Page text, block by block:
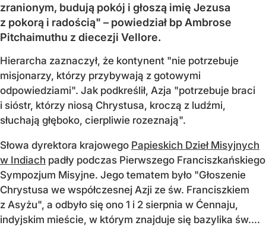
zranionym, budują pokój i głoszą imię Jezusa
z pokorą i radością" – powiedział bp Ambrose
Pitchaimuthu z diecezji Vellore.
Hierarcha zaznaczył, że kontynent "nie potrzebuje
misjonarzy, którzy przybywają z gotowymi
odpowiedziami". Jak podkreślił, Azja "potrzebuje braci
i sióstr, którzy niosą Chrystusa, kroczą z ludźmi,
słuchają głęboko, cierpliwie rozeznają".
Słowa dyrektora krajowego Papieskich Dzieł Misyjnych
w Indiach padły podczas Pierwszego Franciszkańskiego
Sympozjum Misyjne. Jego tematem było "Głoszenie
Chrystusa we współczesnej Azji ze św. Franciszkiem
z Asyżu", a odbyło się ono 1 i 2 sierpnia w Ćennaju,
indyjskim mieście, w którym znajduje się bazylika św....